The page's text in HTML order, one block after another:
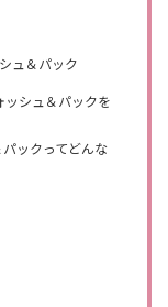
ュ＆パック
ッシュ＆パックを
ックってどんな